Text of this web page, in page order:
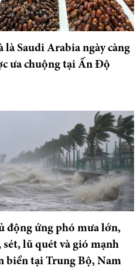
là Saudi Arabia ngày càng
ưa chuộng tại Ấn Độ
động ứng phó mưa lớn,
sét, lũ quét và gió mạnh
biển tại Trung Bộ, Nam